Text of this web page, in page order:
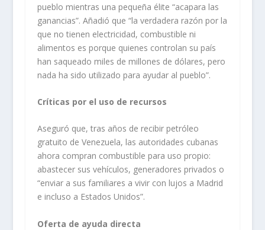
pueblo mientras una pequeña élite “acapara las
ganancias”. Añadió que “la verdadera razón por la
que no tienen electricidad, combustible ni
alimentos es porque quienes controlan su país
han saqueado miles de millones de dólares, pero
nada ha sido utilizado para ayudar al pueblo”.
Críticas por el uso de recursos
Aseguró que, tras años de recibir petróleo
gratuito de Venezuela, las autoridades cubanas
ahora compran combustible para uso propio:
abastecer sus vehículos, generadores privados o
“enviar a sus familiares a vivir con lujos a Madrid
e incluso a Estados Unidos”.
Oferta de ayuda directa